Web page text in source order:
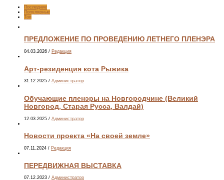
Последние
Популярные
Топ
ПРЕДЛОЖЕНИЕ ПО ПРОВЕДЕНИЮ ЛЕТНЕГО ПЛЕНЭРА
04.03.2026 / Редакция
Арт-резиденция кота Рыжика
31.12.2025 / Администратор
Обучающие пленэры на Новгородчине (Великий
Новгород, Старая Русса, Валдай)
12.03.2025 / Администратор
Новости проекта «На своей земле»
07.11.2024 / Редакция
ПЕРЕДВИЖНАЯ ВЫСТАВКА
07.12.2023 / Администратор